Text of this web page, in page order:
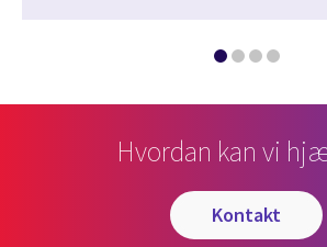
Hvordan kan vi
kontakt